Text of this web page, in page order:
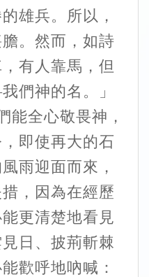
雄兵。所以，
。然而，如詩
有人靠馬，但
們神的名。」
能全心敬畏神，
即使再大的石
雨迎面而來，
，因為在經歷
更清楚地看見
日、披荊斬棘
歡呼地吶喊：